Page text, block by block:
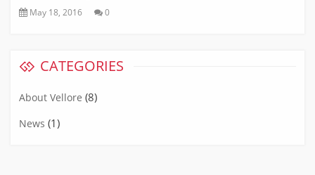
May 18, 2016 0
CATEGORIES
About Vellore (8)
News (1)